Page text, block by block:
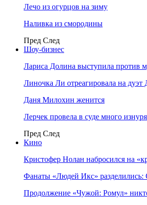
Лечо из огурцов на зиму
Наливка из смородины
Пред След
Шоу-бизнес
Лариса Долина выступила против
Линочка Ли отреагировала на дуэт
Даня Милохин женится
Лерчек провела в суде много
Пред След
Кино
Кристофер Нолан набросился на
Фанаты «Людей Икс»
Продолжение «Чужой: Ромул»